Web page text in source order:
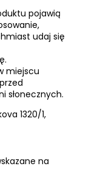
pojawią
udaj się
miejscu
słonecznych.
1320/1,
na